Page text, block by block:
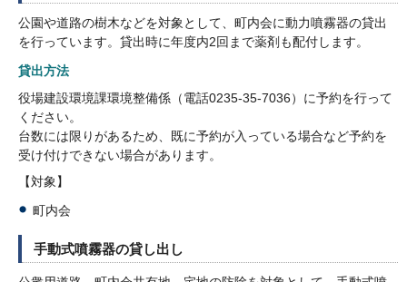
公園や道路の樹木などを対象として、町内会に動力噴霧器の貸出
を行っています。貸出時に年度内2回まで薬剤も配付します。
貸出方法
役場建設環境課環境整備係（電話0235-35-7036）に予約を行って
ください。
台数には限りがあるため、既に予約が入っている場合など予約を
受け付けできない場合があります。
【対象】
町内会
手動式噴霧器の貸し出し